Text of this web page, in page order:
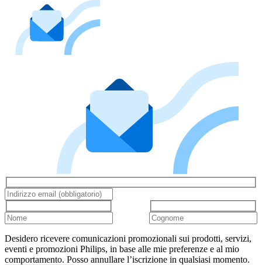
Desidero ricevere comunicazioni promozionali sui prodotti, servizi,
eventi e promozioni Philips, in base alle mie preferenze e al mio
comportamento. Posso annullare l’iscrizione in qualsiasi momento.